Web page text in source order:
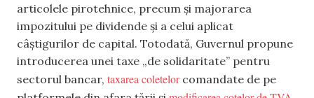
articolele pirotehnice, precum și majorarea
impozitului pe dividende și a celui aplicat
câștigurilor de capital. Totodată, Guvernul propune
introducerea unei taxe „de solidaritate” pentru
sectorul bancar, taxarea coletelorcomandate de pe